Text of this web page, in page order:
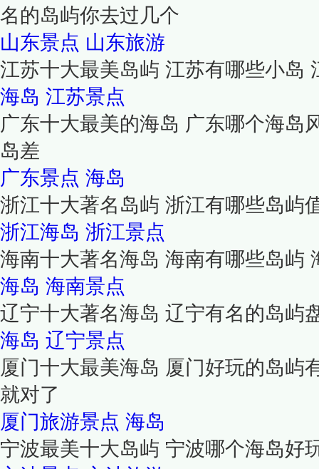
名的岛屿你去过几个
山东景点 山东旅游
江苏十大最美岛屿 江苏有哪些小岛
海岛 江苏景点
广东十大最美的海岛 广东哪个海岛
岛差
广东景点 海岛
浙江十大著名岛屿 浙江有哪些岛屿
浙江海岛 浙江景点
海南十大著名海岛 海南有哪些岛屿
海岛 海南景点
辽宁十大著名海岛 辽宁有名的岛屿
海岛 辽宁景点
厦门十大最美海岛 厦门好玩的岛屿
就对了
厦门旅游景点 海岛
宁波最美十大岛屿 宁波哪个海岛好